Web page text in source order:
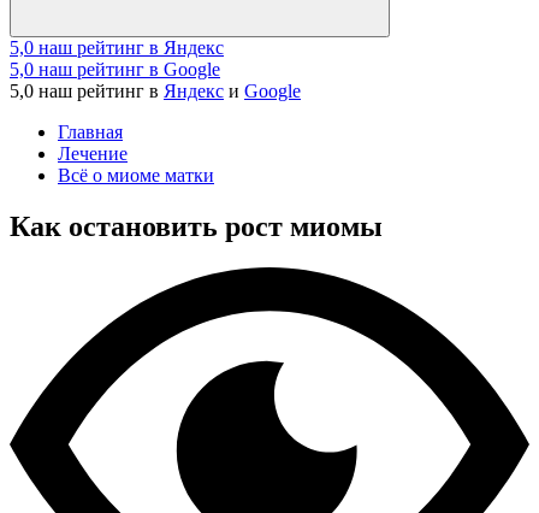
5,0 наш рейтинг в Яндекс
5,0 наш рейтинг в Google
5,0 наш рейтинг в Яндекс и Google
Главная
Лечение
Всё о миоме матки
Как остановить рост миомы